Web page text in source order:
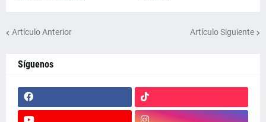
Artículo Anterior Artículo Siguiente
Síguenos